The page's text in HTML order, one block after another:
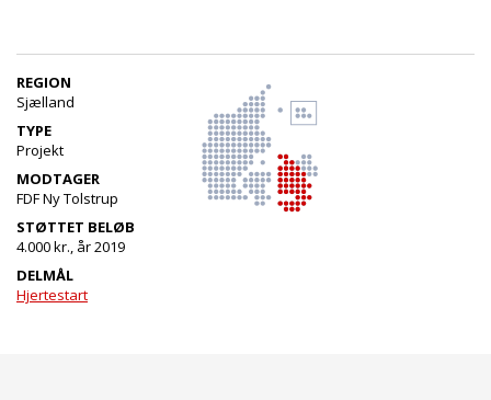
REGION
Sjælland
TYPE
Projekt
MODTAGER
FDF Ny Tolstrup
STØTTET BELØB
4.000 kr., år 2019
DELMÅL
Hjertestart